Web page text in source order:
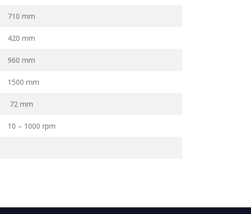
710 mm
420 mm
960 mm
1500 mm
72 mm
10 – 1000 rpm